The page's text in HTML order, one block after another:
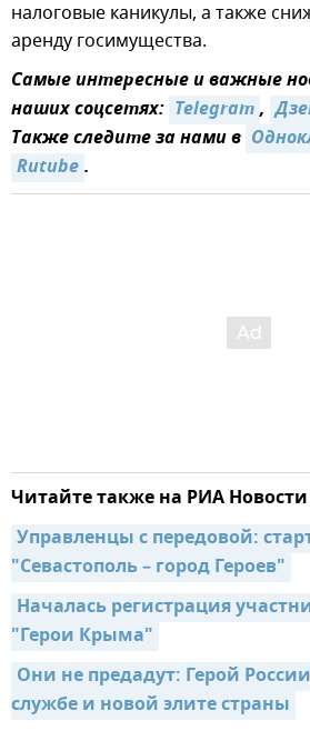
налоговые каникулы, а также
аренду госимущества.
Самые интересные и важные
наших соцсетях: Telegram,
Также следите за нами в
Rutube.
Читайте также на РИА
Управленцы с передовой:
"Севастополь – город Героев"
Началась регистрация
"Герои Крыма"
Они не предадут: Герой
службе и новой элите страны